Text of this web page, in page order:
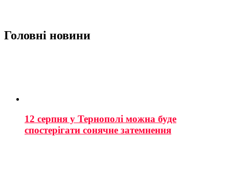
Головні новини
12 серпня у Тернополі можна буде
спостерігати сонячне затемнення